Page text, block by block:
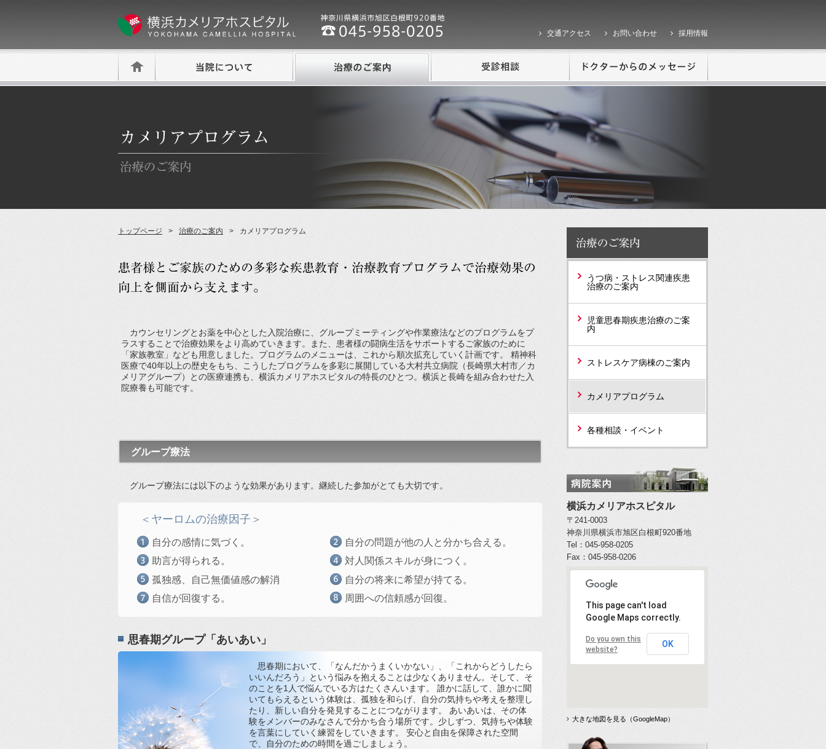
交通アクセス お問い合わせ 採用情報
トップページ 治療のご案内 カメリアプログラム
カウンセリングとお薬を中心とした入院治療に、グループミーティングや作業療法などのプログラムをプ
ラスすることで治療効果をより高めていきます。また、患者様の闘病生活をサポートするご家族のために
「家族教室」なども用意しました。プログラムのメニューは、これから順次拡充していく計画です。 精神科
医療で40年以上の歴史をもち、こうしたプログラムを多彩に展開している大村共立病院（長崎県大村市／カ
メリアグループ）との医療連携も、横浜カメリアホスピタルの特長のひとつ。横浜と長崎を組み合わせた入
院療養も可能です。
グループ療法
グループ療法には以下のような効果があります。継続した参加がとても大切です。
＜ヤーロムの治療因子＞
自分の感情に気づく。
自分の問題が他の人と分かち合える。
助言が得られる。
対人関係スキルが身につく。
孤独感、自己無価値感の解消
自分の将来に希望が持てる。
自信が回復する。
周囲への信頼感が回復。
思春期グループ「あいあい」
思春期において、「なんだかうまくいかない」、「これからどうしたら
いいんだろう」という悩みを抱えることは少なくありません。そして、そ
のことを1人で悩んでいる方はたくさんいます。 誰かに話して、誰かに聞
いてもらえるという体験は、孤独を和らげ、自分の気持ちや考えを整理し
たり、新しい自分を発見することにつながります。 あいあいは、その体
験をメンバーのみなさんで分かち合う場所です。少しずつ、気持ちや体験
を言葉にしていく練習をしていきます。 安心と自由を保障された空間
で、自分のための時間を過ごしましょう。
うつ病・ストレス関連疾患
治療のご案内
児童思春期疾患治療のご案
内
ストレスケア病棟のご案内
カメリアプログラム
各種相談・イベント
横浜カメリアホスピタル
〒241-0003
神奈川県横浜市旭区白根町920番地
Tel：045-958-0205
Fax：045-958-0206
This page can't load
Google Maps correctly.
Do you own this
website?
OK
大きな地図を見る（GoogleMap）